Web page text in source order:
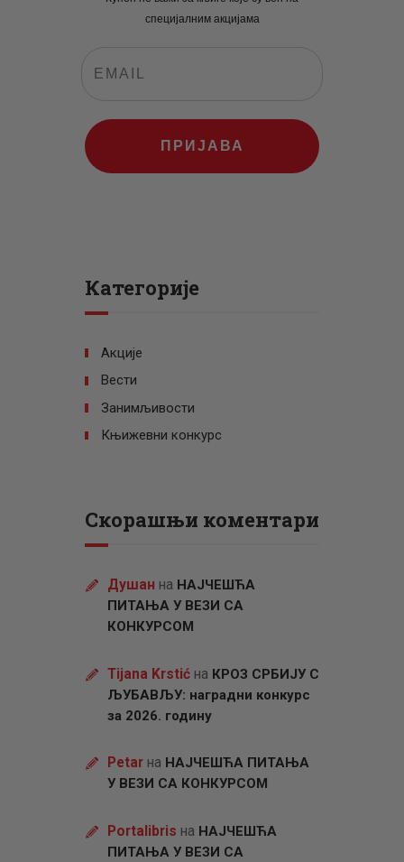
специјалним акцијама
ПРИЈАВА
Категорије
Акције
Вести
Занимљивости
Књижевни конкурс
Скорашњи коментари
Душан на НАЈЧЕШЋА
ПИТАЊА У ВЕЗИ СА
КОНКУРСОМ
Tijana Krstićна КРОЗ СРБИЈУ С
ЉУБАВЉУ: наградни конкурс
за 2026. годину
Petarна НАЈЧЕШЋА ПИТАЊА
У ВЕЗИ СА КОНКУРСОМ
Portalibris на НАЈЧЕШЋА
ПИТАЊА У ВЕЗИ СА